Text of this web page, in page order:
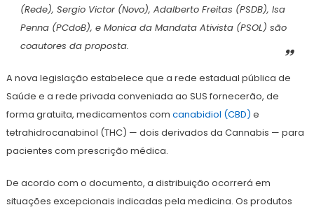
(Rede), Sergio Victor (Novo), Adalberto Freitas (PSDB), Isa
Penna (PCdoB), e Monica da Mandata Ativista (PSOL) são
coautores da proposta.
A nova legislação estabelece que a rede estadual pública de
Saúde e a rede privada conveniada ao SUS fornecerão, de
forma gratuita, medicamentos com canabidiol (CBD) e
tetrahidrocanabinol (THC) — dois derivados da Cannabis — para
pacientes com prescrição médica.
De acordo com o documento, a distribuição ocorrerá em
situações excepcionais indicadas pela medicina. Os produtos